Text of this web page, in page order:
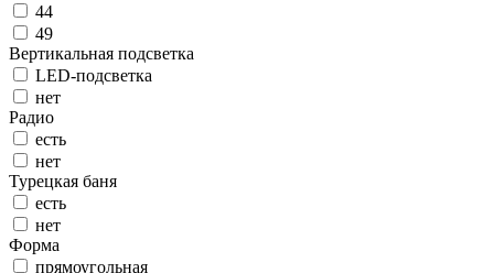
44
49
Вертикальная подсветка
LED-подсветка
нет
Радио
есть
нет
Турецкая баня
есть
нет
Форма
прямоугольная